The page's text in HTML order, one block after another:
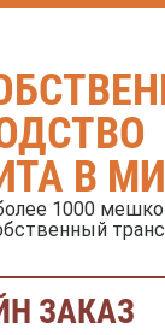
В
1000
ЗАКАЗ